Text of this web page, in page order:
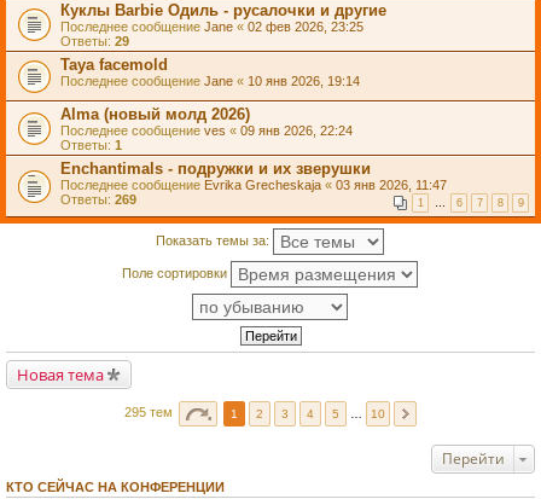
Куклы Barbie Одиль - русалочки и другие
Последнее сообщение Jane « 02 фев 2026, 23:25
Ответы: 29
Taya facemold
Последнее сообщение Jane « 10 янв 2026, 19:14
Alma (новый молд 2026)
Последнее сообщение ves « 09 янв 2026, 22:24
Ответы: 1
Enchantimals - подружки и их зверушки
Последнее сообщение Evrika Grecheskaja « 03 янв 2026, 11:47
Ответы: 269 1 … 6 7 8 9
Показать темы за:
Поле сортировки
Новая тема
295 тем 1 2 3 4 5 10
Перейти
КТО СЕЙЧАС НА КОНФЕРЕНЦИИ